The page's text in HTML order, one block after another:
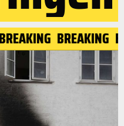
BREAKING BREAKING